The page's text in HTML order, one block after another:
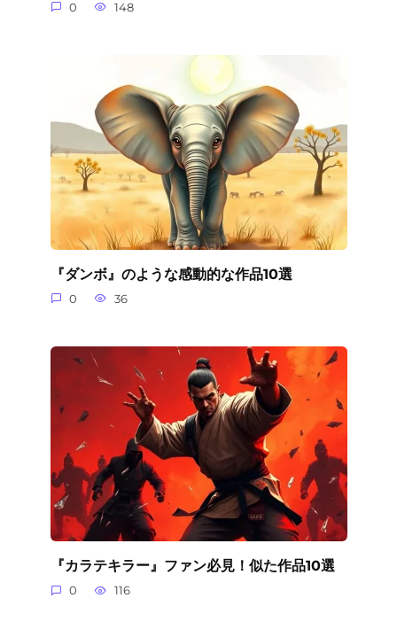
0 148
『ダンボ』のような感動的な作品10選
0 36
『カラテキラー』ファン必見！似た作品10選
0 116